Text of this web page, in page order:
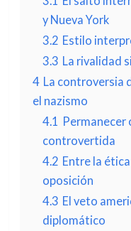
y Nueva York
3.2 Estilo
3.3 La rivalidad
4 La controversia
el nazismo
4.1 Permanecer
controvertida
4.2 Entre la
oposición
4.3 El veto
diplomático